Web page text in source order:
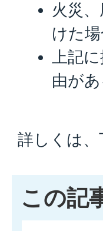
火災
けた
上記
由が
詳しくは
この記